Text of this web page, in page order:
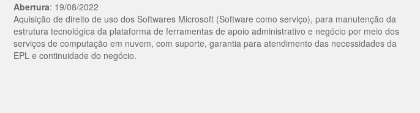
Abertura: 19/08/2022
Aquisição de direito de uso dos Softwares Microsoft (Software como serviço), para manutenção da
estrutura tecnológica da plataforma de ferramentas de apoio administrativo e negócio por meio dos
serviços de computação em nuvem, com suporte, garantia para atendimento das necessidades da
EPL e continuidade do negócio.